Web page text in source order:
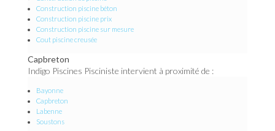
Construction piscine béton
Construction piscine prix
Construction piscine sur mesure
Cout piscine creusée
Capbreton
Indigo Piscines Pisciniste intervient à proximité de :
Bayonne
Capbreton
Labenne
Soustons